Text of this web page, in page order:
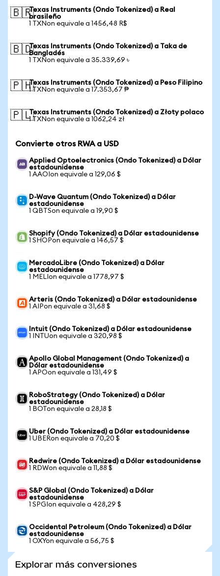
🇧🇷Texas Instruments (Ondo Tokenized) a Real
brasileño
1 TXNon equivale a 1456,48 R$
🇧🇩Texas Instruments (Ondo Tokenized) a Taka de
Bangladés
1 TXNon equivale a 35.339,69 ৳
🇵🇭Texas Instruments (Ondo Tokenized) a Peso Filipino
1 TXNon equivale a 17.353,67 ₱
🇵🇱Texas Instruments (Ondo Tokenized) a Złoty polaco
1 TXNon equivale a 1062,24 zł
Convierte otros RWA a USD
Applied Optoelectronics (Ondo Tokenized) a Dólar
estadounidense
1 AAOIon equivale a 129,06 $
D-Wave Quantum (Ondo Tokenized) a Dólar
estadounidense
1 QBTSon equivale a 19,90 $
Shopify (Ondo Tokenized) a Dólar estadounidense
1 SHOPon equivale a 146,57 $
MercadoLibre (Ondo Tokenized) a Dólar
estadounidense
1 MELIon equivale a 1778,97 $
Arteris (Ondo Tokenized) a Dólar estadounidense
1 AIPon equivale a 31,68 $
Intuit (Ondo Tokenized) a Dólar estadounidense
1 INTUon equivale a 320,98 $
Apollo Global Management (Ondo Tokenized) a
Dólar estadounidense
1 APOon equivale a 131,49 $
RoboStrategy (Ondo Tokenized) a Dólar
estadounidense
1 BOTon equivale a 28,18 $
Uber (Ondo Tokenized) a Dólar estadounidense
1 UBERon equivale a 70,20 $
Redwire (Ondo Tokenized) a Dólar estadounidense
1 RDWon equivale a 11,88 $
S&P Global (Ondo Tokenized) a Dólar
estadounidense
1 SPGIon equivale a 428,29 $
Occidental Petroleum (Ondo Tokenized) a Dólar
estadounidense
1 OXYon equivale a 56,75 $
Explorar más conversiones